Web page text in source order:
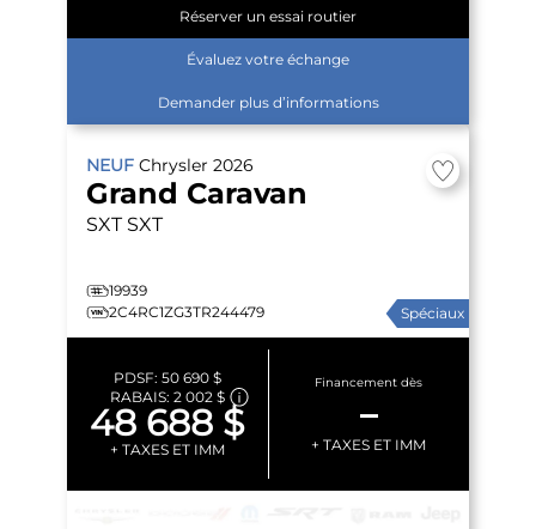
Réserver un essai routier
Évaluez votre échange
Demander plus d’informations
NEUF Chrysler 2026
Grand Caravan
SXT SXT
19939
2C4RC1ZG3TR244479
Spéciaux
PDSF: 50 690 $
RABAIS: 2 002 $
48 688 $
+ TAXES ET IMM
Financement dès
–
+ TAXES ET IMM